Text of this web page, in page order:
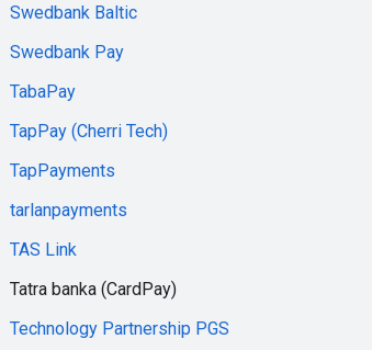
Swedbank Baltic
Swedbank Pay
TabaPay
TapPay (Cherri Tech)
TapPayments
tarlanpayments
TAS Link
Tatra banka (CardPay)
Technology Partnership PGS